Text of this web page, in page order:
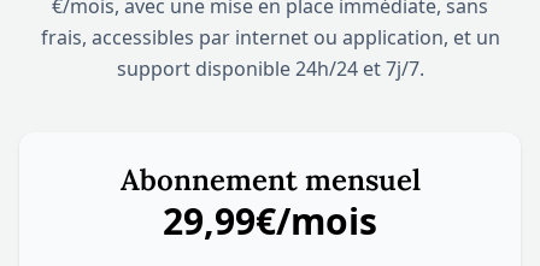
€/mois, avec une mise en place immédiate, sans
frais, accessibles par internet ou application, et un
support disponible 24h/24 et 7j/7.
Abonnement mensuel
29,99€/mois